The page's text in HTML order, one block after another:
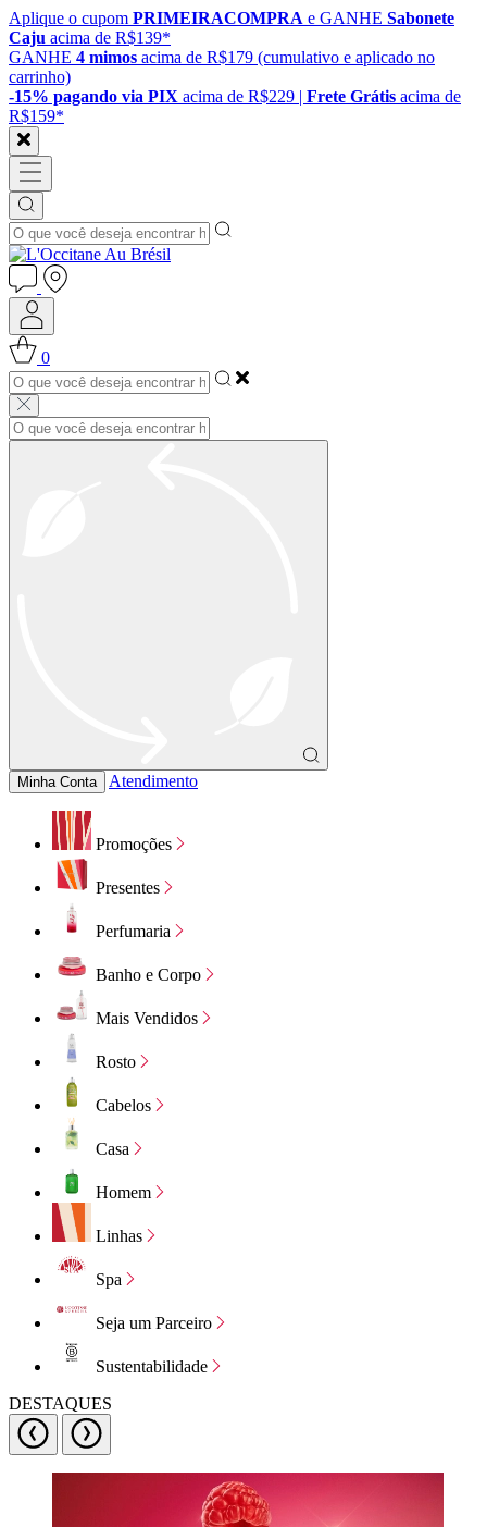
Aplique o cupom PRIMEIRACOMPRA e GANHE Sabonete
Caju acima de R$139*
GANHE 4 mimos acima de R$179 (cumulativo e aplicado no
carrinho)
-15% pagando via PIX acima de R$229 | Frete Grátis acima de
R$159*
0
Minha Conta Atendimento
Promoções
Presentes
Perfumaria
Banho e Corpo
Mais Vendidos
Rosto
Cabelos
Casa
Homem
Linhas
Spa
Seja um Parceiro
Sustentabilidade
DESTAQUES